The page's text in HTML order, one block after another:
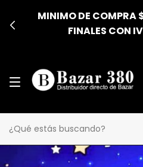
MINIMO DE COMPRA
FINALES CON